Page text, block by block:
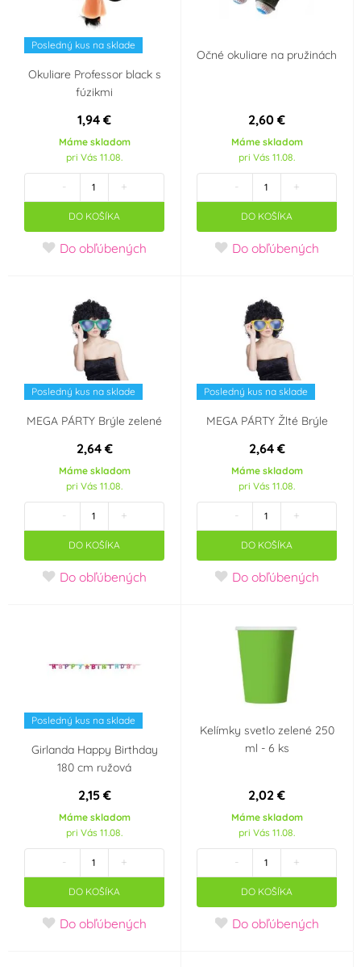
Posledný kus na sklade
Okuliare Professor black s
fúzikmi
1,94 €
Máme skladom
pri Vás 11.08.
- +
DO KOŠÍKA
Do obľúbených
Očné okuliare na pružinách
2,60 €
Máme skladom
pri Vás 11.08.
- +
DO KOŠÍKA
Do obľúbených
Posledný kus na sklade
MEGA PÁRTY Brýle zelené
2,64 €
Máme skladom
pri Vás 11.08.
- +
DO KOŠÍKA
Do obľúbených
Posledný kus na sklade
MEGA PÁRTY Žlté Brýle
2,64 €
Máme skladom
pri Vás 11.08.
- +
DO KOŠÍKA
Do obľúbených
Posledný kus na sklade
Girlanda Happy Birthday
180 cm ružová
2,15 €
Máme skladom
pri Vás 11.08.
- +
DO KOŠÍKA
Do obľúbených
Kelímky svetlo zelené 250
ml - 6 ks
2,02 €
Máme skladom
pri Vás 11.08.
- +
DO KOŠÍKA
Do obľúbených